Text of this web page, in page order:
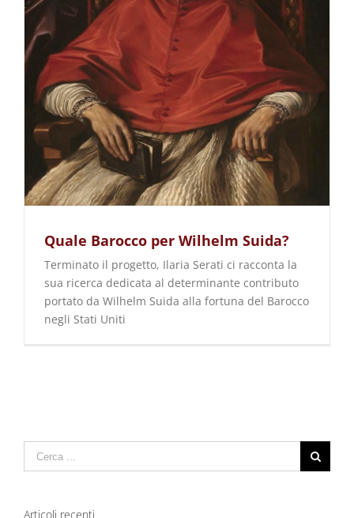
Quale Barocco per Wilhelm Suida?
Terminato il progetto, Ilaria Serati ci racconta la
sua ricerca dedicata al determinante contributo
portato da Wilhelm Suida alla fortuna del Barocco
negli Stati Uniti
Cerca
per:
Articoli recenti